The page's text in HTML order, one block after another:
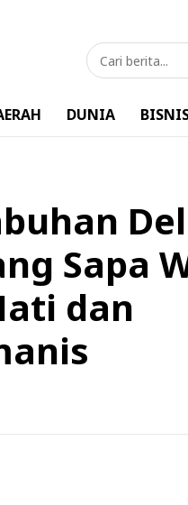
DUNIA
Sapa
dan